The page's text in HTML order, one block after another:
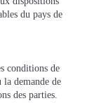
du pays de
conditions de
demande de
des parties.